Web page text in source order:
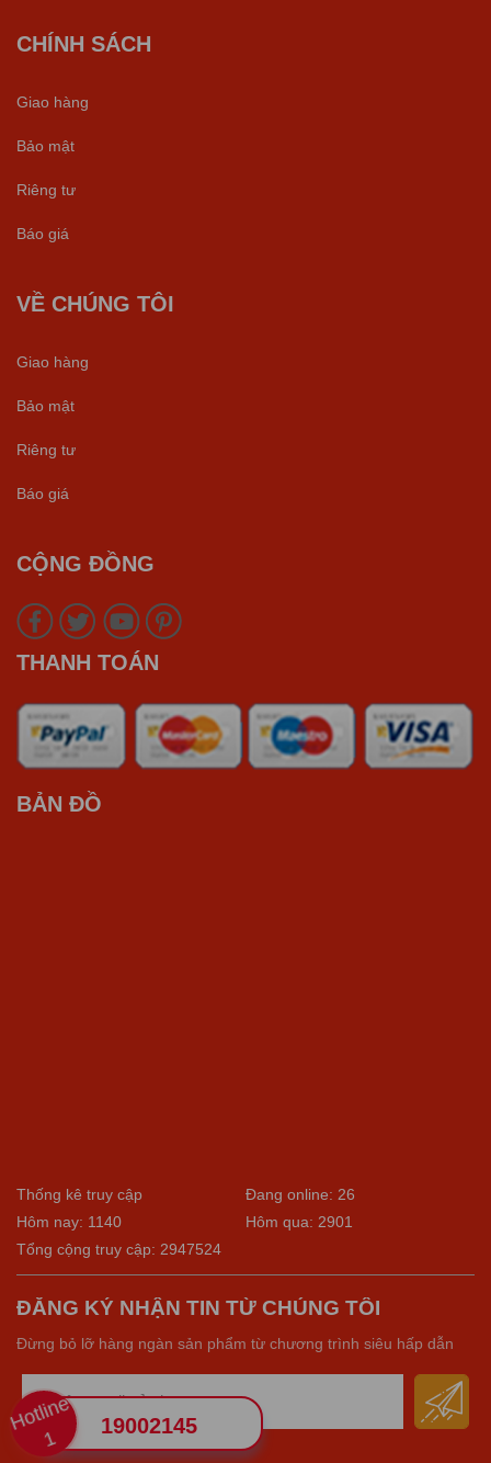
CHÍNH SÁCH
Giao hàng
Bảo mật
Riêng tư
Báo giá
VỀ CHÚNG TÔI
Giao hàng
Bảo mật
Riêng tư
Báo giá
CỘNG ĐỒNG
THANH TOÁN
BẢN ĐỒ
Thống kê truy cập
Đang online: 26
Hôm nay: 1140
Hôm qua: 2901
Tổng cộng truy cập: 2947524
ĐĂNG KÝ NHẬN TIN TỪ CHÚNG TÔI
Đừng bỏ lỡ hàng ngàn sản phẩm từ chương trình siêu hấp dẫn
Hotline
1
19002145